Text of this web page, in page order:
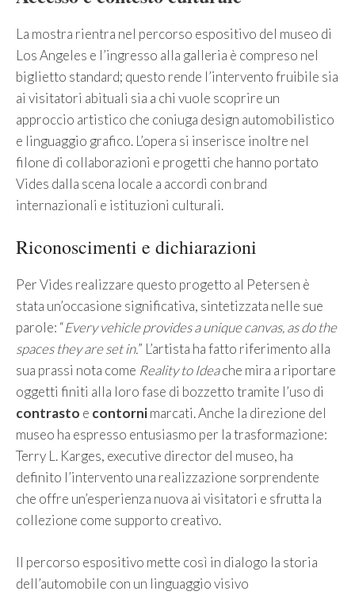
La mostra rientra nel percorso espositivo del museo di
Los Angeles e l’ingresso alla galleria è compreso nel
biglietto standard; questo rende l’intervento fruibile sia
ai visitatori abituali sia a chi vuole scoprire un
approccio artistico che coniuga design automobilistico
e linguaggio grafico. L’opera si inserisce inoltre nel
filone di collaborazioni e progetti che hanno portato
Vides dalla scena locale a accordi con brand
internazionali e istituzioni culturali.
Riconoscimenti e dichiarazioni
Per Vides realizzare questo progetto al Petersen è
stata un’occasione significativa, sintetizzata nelle sue
parole: “Every vehicle provides a unique canvas, as do the
spaces they are set in.” L’artista ha fatto riferimento alla
sua prassi nota come Reality to Ideache mira a riportare
oggetti finiti alla loro fase di bozzetto tramite l’uso di
contrasto e contornimarcati. Anche la direzione del
museo ha espresso entusiasmo per la trasformazione:
Terry L. Karges, executive director del museo, ha
definito l’intervento una realizzazione sorprendente
che offre un’esperienza nuova ai visitatori e sfrutta la
collezione come supporto creativo.
Il percorso espositivo mette così in dialogo la storia
dell’automobile con un linguaggio visivo